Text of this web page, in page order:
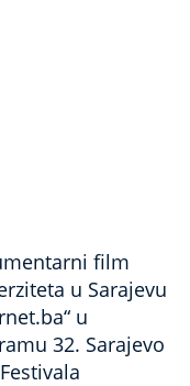
film
u Sarajevu
u
32. Sarajevo